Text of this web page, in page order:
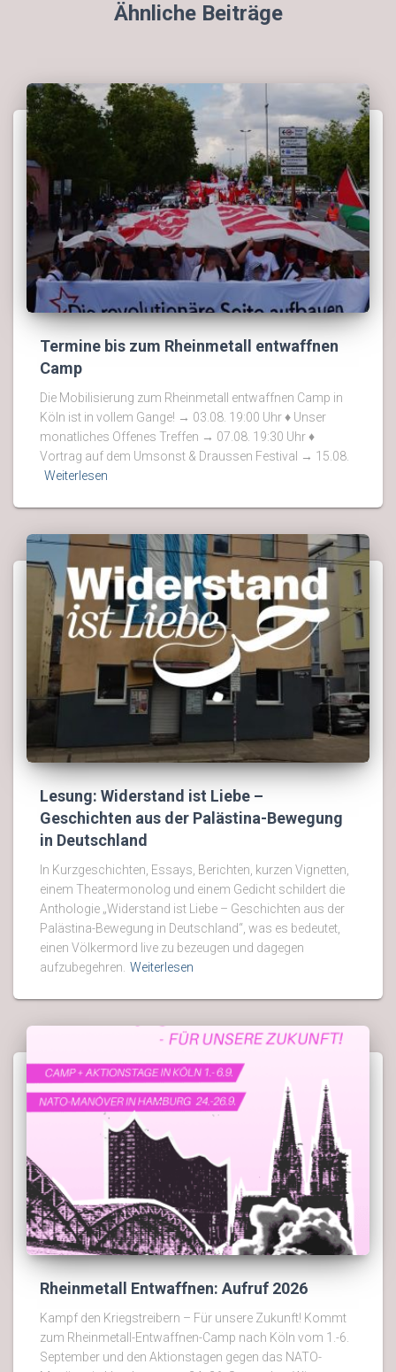
Ähnliche Beiträge
Termine bis zum Rheinmetall entwaffnen
Camp
Die Mobilisierung zum Rheinmetall entwaffnen Camp in
Köln ist in vollem Gange! → 03.08. 19:00 Uhr ♦ Unser
monatliches Offenes Treffen → 07.08. 19:30 Uhr ♦
Vortrag auf dem Umsonst & Draussen Festival → 15.08.
Weiterlesen
Lesung: Widerstand ist Liebe –
Geschichten aus der Palästina-Bewegung
in Deutschland
In Kurzgeschichten, Essays, Berichten, kurzen Vignetten,
einem Theatermonolog und einem Gedicht schildert die
Anthologie „Widerstand ist Liebe – Geschichten aus der
Palästina-Bewegung in Deutschland“, was es bedeutet,
einen Völkermord live zu bezeugen und dagegen
aufzubegehren. Weiterlesen
Rheinmetall Entwaffnen: Aufruf 2026
Kampf den Kriegstreibern – Für unsere Zukunft! Kommt
zum Rheinmetall-Entwaffnen-Camp nach Köln vom 1.-6.
September und den Aktionstagen gegen das NATO-